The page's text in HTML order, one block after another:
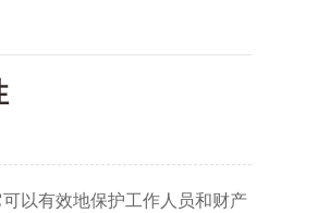
以有效地保护工作人员和财产